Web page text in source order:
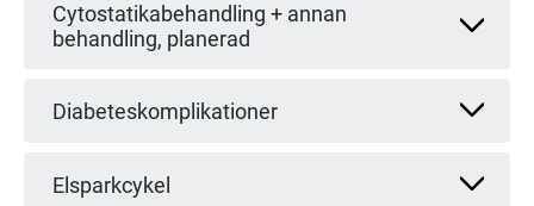
Cytostatikabehandling + annan
behandling, planerad
Diabeteskomplikationer
Elsparkcykel